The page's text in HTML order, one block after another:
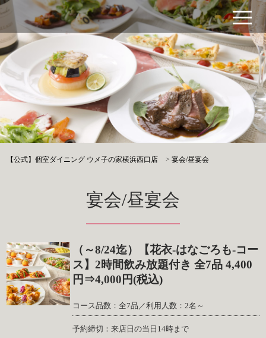
【公式】個室ダイニング ウメ子の家横浜西口店 >宴会/昼宴会
宴会/昼宴会
（～8/24迄）【花衣-はなごろも-コー
ス】2時間飲み放題付き 全7品 4,400
円⇒4,000円(税込)
コース品数：全7品／利用人数：2名～
予約締切：来店日の当日14時まで